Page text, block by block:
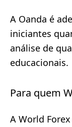
A Oanda é
iniciantes
análise de
educacionais.
Para quem
A World